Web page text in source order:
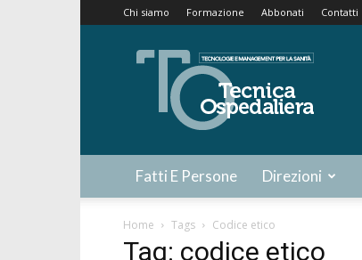
Chi siamo Formazione Abbonati Contatti
Tecnica
Ospedaliera
Fatti E Persone Direzioni
Home Tags Codice etico
Tag: codice etico